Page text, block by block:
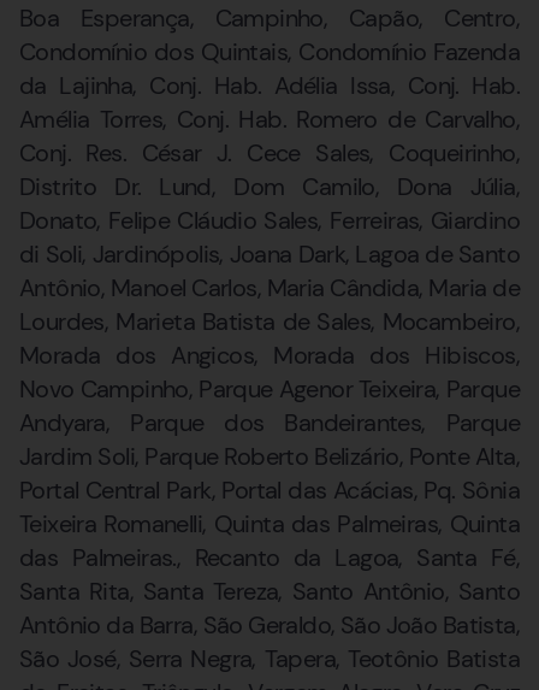
Boa Esperança, Campinho, Capão, Centro,
Condomínio dos Quintais, Condomínio Fazenda
da Lajinha, Conj. Hab. Adélia Issa, Conj. Hab.
Amélia Torres, Conj. Hab. Romero de Carvalho,
Conj. Res. César J. Cece Sales, Coqueirinho,
Distrito Dr. Lund, Dom Camilo, Dona Júlia,
Donato, Felipe Cláudio Sales, Ferreiras, Giardino
di Soli, Jardinópolis, Joana Dark, Lagoa de Santo
Antônio, Manoel Carlos, Maria Cândida, Maria de
Lourdes, Marieta Batista de Sales, Mocambeiro,
Morada dos Angicos, Morada dos Hibiscos,
Novo Campinho, Parque Agenor Teixeira, Parque
Andyara, Parque dos Bandeirantes, Parque
Jardim Soli, Parque Roberto Belizário, Ponte Alta,
Portal Central Park, Portal das Acácias, Pq. Sônia
Teixeira Romanelli, Quinta das Palmeiras, Quinta
das Palmeiras., Recanto da Lagoa, Santa Fé,
Santa Rita, Santa Tereza, Santo Antônio, Santo
Antônio da Barra, São Geraldo, São João Batista,
São José, Serra Negra, Tapera, Teotônio Batista